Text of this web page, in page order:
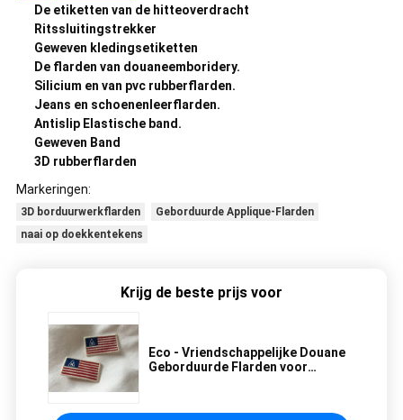
De etiketten van de hitteoverdracht
Ritssluitingstrekker
Geweven kledingsetiketten
De flarden van douaneemboridery.
Silicium en van pvc rubberflarden.
Jeans en schoenenleerflarden.
Antislip Elastische band.
Geweven Band
3D rubberflarden
Markeringen:
3D borduurwerkflarden
Geborduurde Applique-Flarden
naai op doekkentekens
Krijg de beste prijs voor
Eco - Vriendschappelijke Douane
Geborduurde Flarden voor